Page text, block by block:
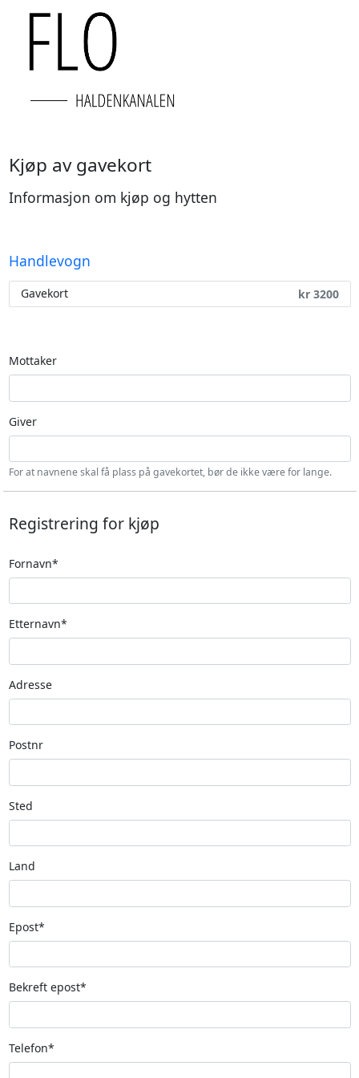
Kjøp av gavekort
Informasjon om kjøp og hytten
Handlevogn
Gavekort kr 3200
Mottaker
Giver
For at navnene skal få plass på gavekortet, bør de ikke være for lange.
Registrering for kjøp
Fornavn*
Etternavn*
Adresse
Postnr
Sted
Land
Epost*
Bekreft epost*
Telefon*